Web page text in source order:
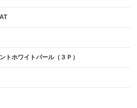
トホワイトパール（３Ｐ）